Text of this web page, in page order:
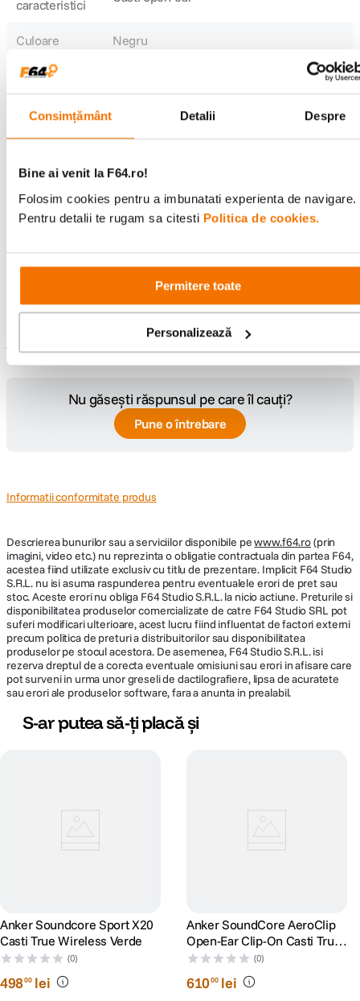
Consimțământ Detalii Despre
Bine ai venit la F64.ro!
Folosim cookies pentru a imbunatati experienta de navigare.
Pentru detalii te rugam sa citesti Politica de cookies.
Permitere toate
Personalizează
caracteristici
Culoare Negru
Tip casti Pentru uz personal
DETALII PRODUCATOR
Cod producator A3330G11
Vezi mai multe specificații
Raportează o eroare
Recenzii
Scrie prima recenzie
Întrebări și răspunsuri
Nu găsești răspunsul pe care îl cauți?
Pune o întrebare
Informatii conformitate produs
Descrierea bunurilor sau a serviciilor disponibile pewww.f64.ro(prin
imagini, video etc.) nu reprezinta o obligatie contractuala din partea F64,
acestea fiind utilizate exclusiv cu titlu de prezentare. Implicit F64 Studio
S.R.L. nu isi asuma raspunderea pentru eventualele erori de pret sau
stoc. Aceste erori nu obliga F64 Studio S.R.L. la nicio actiune. Preturile si
disponibilitatea produselor comercializate de catre F64 Studio SRL pot
suferi modificari ulterioare, acest lucru fiind influentat de factori externi
precum politica de preturi a distribuitorilor sau disponibilitatea
produselor pe stocul acestora. De asemenea, F64 Studio S.R.L. isi
rezerva dreptul de a corecta eventuale omisiuni sau erori in afisare care
pot surveni in urma unor greseli de dactilografiere, lipsa de acuratete
sau erori ale produselor software, fara a anunta in prealabil.
S-ar putea să-ți placă și
Anker Soundcore Sport X20
Casti True Wireless Verde
(0)
49800 lei
Anker SoundCore AeroClip
Open-Ear Clip-On Casti True
Wireless Alb(0)
61000 lei